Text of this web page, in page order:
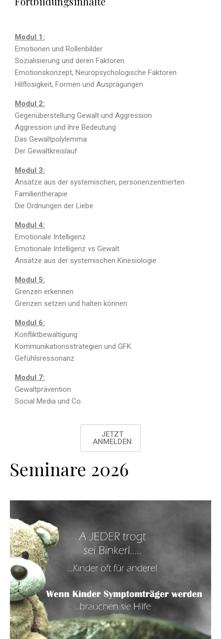
Modul 1:
Emotionen und Rollenbilder
Sozialisierung und deren Faktoren
Emotionskonzept, Neuropsychologische Faktoren
Hilflosigkeit, Formen und Ausprägungen
Modul 2:
Gegenüberstellung Gewalt und Aggression
Aggression und ihre Bedeutung
Das Gewaltpolylemma
Der Gewaltkreislauf
Modul 3:
Ansätze aus der systemischen, personenzentrierten
Familientherapie
Die Ordnungen der Liebe
Modul 4:
Emotionale Intelligenz
Emotionale Intelligenz vs Gewalt
Ansätze aus der systemischen Kinesiologie
Modul 5:
Grenzen erkennen
Grenzen setzen und halten können
Modul 6:
Konfliktbewältigung
Kommunikationsstrategien und GFK
Gefühlsressonanz
Modul 7:
Gewaltprävention
Social Media und Co.
JETZT
ANMELDEN
Seminare 2026